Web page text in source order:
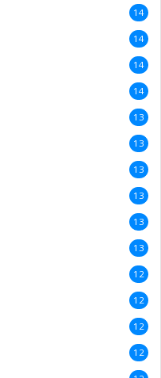
14
14
14
14
13
13
13
13
13
13
12
12
12
12